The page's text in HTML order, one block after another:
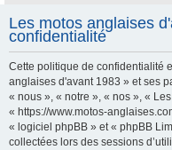
Les motos anglaises
confidentialité
Cette politique de confidentialité
anglaises d'avant 1983 » et ses
« nous », « notre », « nos », «
« https://www.motos-
« logiciel phpBB » et « phpBB
collectées lors des sessions